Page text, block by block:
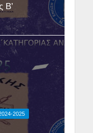
Β’
2025